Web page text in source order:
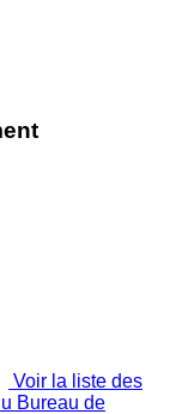
Voir la liste des
Bureau de